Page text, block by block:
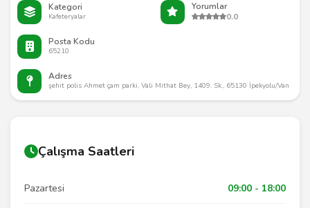
Kategori
Kafeteryalar
Yorumlar
0.0
Posta Kodu
65210
Adres
şehit polis Ahmet çam parki, Vali Mithat Bey, 1409. Sk., 65130 İpekyolu/Van
Çalışma Saatleri
Pazartesi 09:00 - 18:00